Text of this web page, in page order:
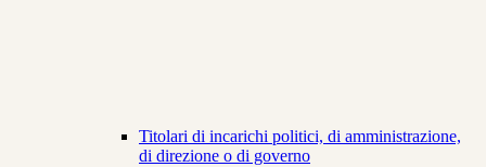
Titolari di incarichi politici, di amministrazione,
di direzione o di governo